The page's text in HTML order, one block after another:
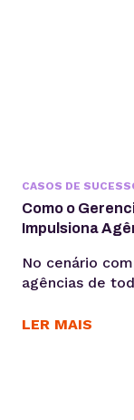
CASOS DE
Como o
Impulsiona
No cenário
agências de
entreguem
LER MAIS